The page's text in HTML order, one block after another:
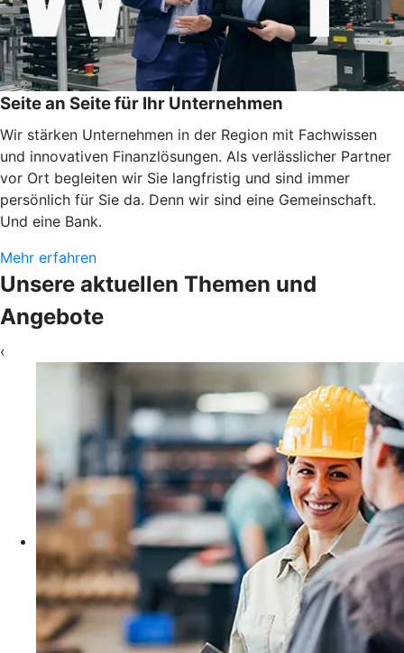
Seite an Seite für Ihr Unternehmen
Wir stärken Unternehmen in der Region mit Fachwissen
und innovativen Finanzlösungen. Als verlässlicher Partner
vor Ort begleiten wir Sie langfristig und sind immer
persönlich für Sie da. Denn wir sind eine Gemeinschaft.
Und eine Bank.
Mehr erfahren
Unsere aktuellen Themen und
Angebote
‹